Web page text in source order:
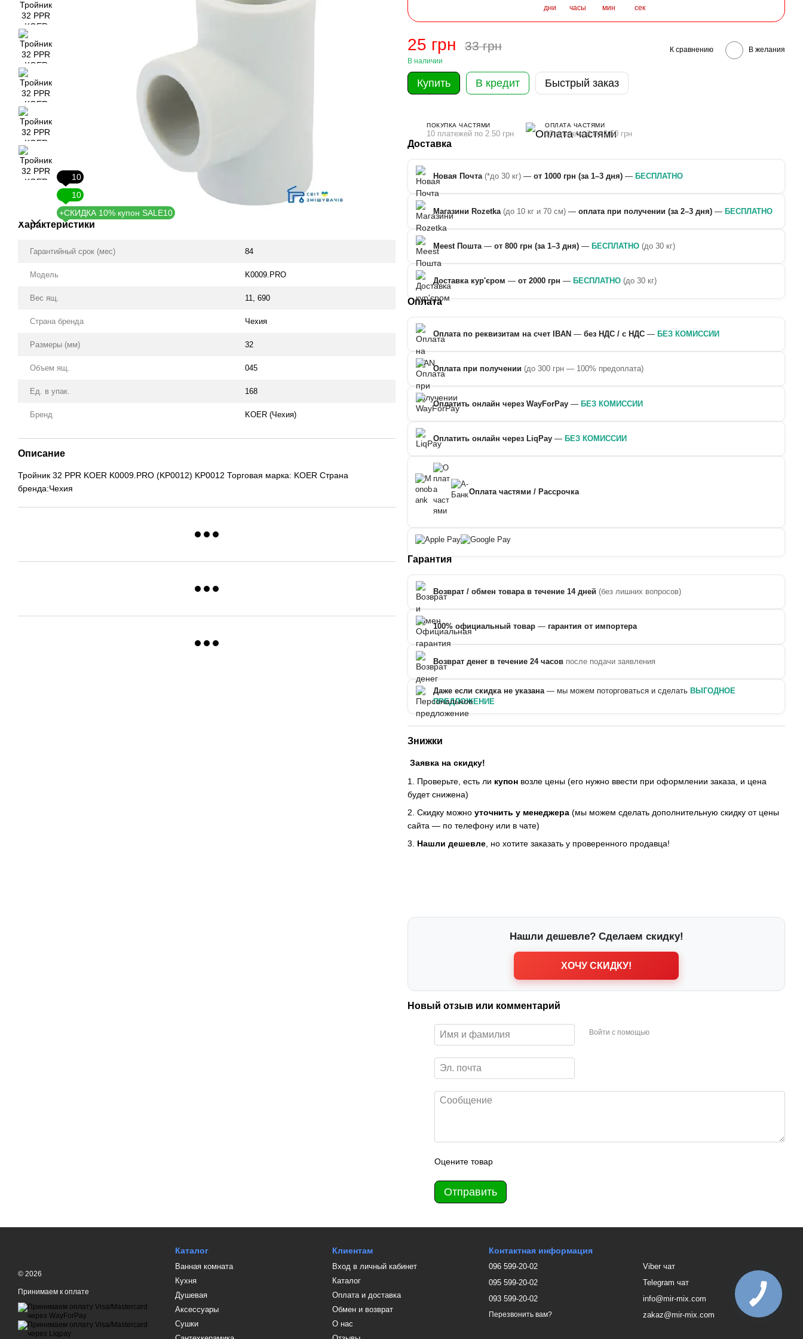
10
10
+СКИДКА 10% купон SALE10
Характеристики
Гарантийный срок (мес) 84
Модель K0009.PRO
Вес ящ. 11, 690
Страна бренда Чехия
Размеры (мм) 32
Объем ящ. 045
Ед. в упак. 168
Бренд KOER (Чехия)
Описание
Тройник 32 PPR KOER K0009.PRO (KP0012) KP0012 Торговая марка: KOER Страна
бренда:Чехия
дни часы мин сек
25 грн 33 грн
В наличии
К сравнению В желания
Купить В кредит Быстрый заказ
ПОКУПКА ЧАСТЯМИ
10 платежей по 2.50 грн
ОПЛАТА ЧАСТЯМИ
10 платежей по 2.50 грн
Доставка
Новая Почта (*до 30 кг) — от 1000 грн (за 1–3 дня) — БЕСПЛАТНО
Магазини Rozetka (до 10 кг и 70 см) — оплата при получении (за 2–3 дня) — БЕСПЛАТНО
Meest Пошта — от 800 грн (за 1–3 дня) — БЕСПЛАТНО (до 30 кг)
Доставка кур'єром — от 2000 грн — БЕСПЛАТНО (до 30 кг)
Оплата
Оплата по реквизитам на счет IBAN — без НДС / с НДС — БЕЗ КОМИССИИ
Оплата при получении (до 300 грн — 100% предоплата)
Оплатить онлайн через WayForPay — БЕЗ КОМИССИИ
Оплатить онлайн через LiqPay — БЕЗ КОМИССИИ
Оплата частями / Рассрочка
Гарантия
Возврат / обмен товара в течение 14 дней (без лишних вопросов)
100% официальный товар — гарантия от импортера
Возврат денег в течение 24 часов после подачи заявления
Даже если скидка не указана— мы можем поторговаться и сделать ВЫГОДНОЕ
ПРЕДЛОЖЕНИЕ
Знижки
Заявка на скидку!
1. Проверьте, есть ли купон возле цены (его нужно ввести при оформлении заказа, и цена
будет снижена)
2. Скидку можно уточнить у менеджера (мы можем сделать дополнительную скидку от цены
сайта — по телефону или в чате)
3. Нашли дешевле, но хотите заказать у проверенного продавца!
Нашли дешевле? Сделаем скидку!
ХОЧУ СКИДКУ!
Новый отзыв или комментарий
Войти с помощью
Оцените товар
Отправить
© 2026
Принимаем к оплате
Каталог
Ванная комната
Кухня
Душевая
Аксессуары
Сушки
Клиентам
Вход в личный кабинет
Каталог
Оплата и доставка
Обмен и возврат
О нас
Контактная информация
096 599-20-02
095 599-20-02
093 599-20-02
Перезвонить вам?
Viber чат
Telegram чат
info@mir-mix.com
zakaz@mir-mix.com